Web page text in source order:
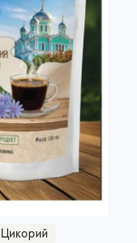
Цикорий